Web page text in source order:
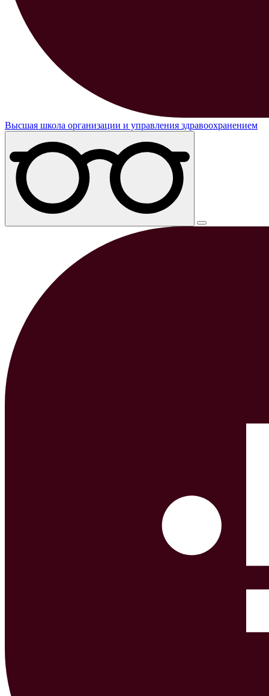
Высшая школа организации и управления здравоохранением